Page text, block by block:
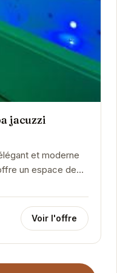
jacuzzi
et moderne
un espace de
un spa jacuzzi...
Voir l'offre